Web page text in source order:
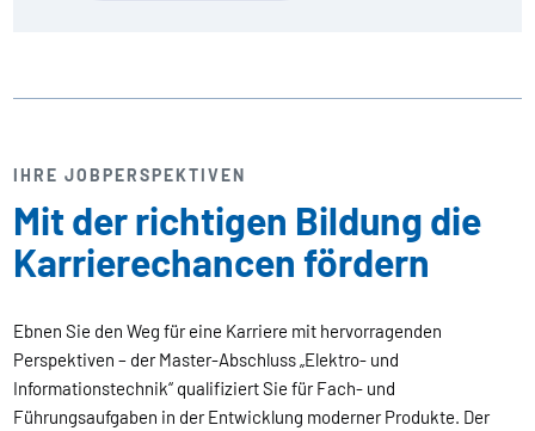
IHRE JOBPERSPEKTIVEN
Mit der richtigen Bildung die
Karrierechancen fördern
Ebnen Sie den Weg für eine Karriere mit hervorragenden
Perspektiven – der Master-Abschluss „Elektro- und
Informationstechnik“ qualifiziert Sie für Fach- und
Führungsaufgaben in der Entwicklung moderner Produkte. Der